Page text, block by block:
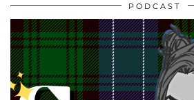
PODCAST